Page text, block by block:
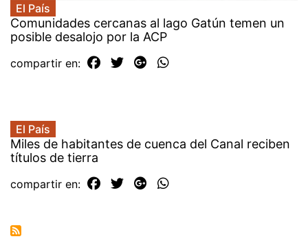
El País
Comunidades cercanas al lago Gatún temen un
posible desalojo por la ACP
compartir en:
El País
Miles de habitantes de cuenca del Canal reciben
títulos de tierra
compartir en: